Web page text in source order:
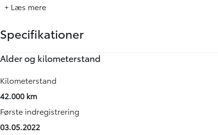
+ Læs mere
Specifikationer
Alder og kilometerstand
Kilometerstand
42.000 km
Første indregistrering
03.05.2022
Motor og ydelse
0-100 km/t
15,50 sek.
Tophastighed
151 km/t
Rummelighed og mål
Køreklar vægt
1065 kg
Totalvægt
1360 kg
Økonomi
Brændstofforbrug (WLTP)
20,00 km/l
Grøn ejerafgift (årlig)
1400
Annoncedata
Senest rettet
03-08-2026
Vognnummer
908396